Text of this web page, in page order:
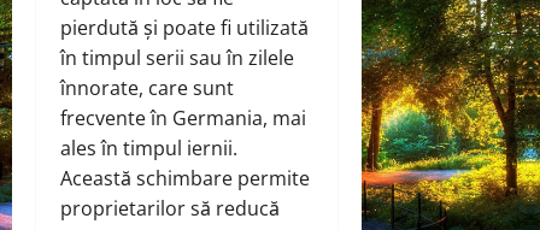
pierdută și poate fi utilizată
în timpul serii sau în zilele
înnorate, care sunt
frecvente în Germania, mai
ales în timpul iernii.
Această schimbare permite
proprietarilor să reducă